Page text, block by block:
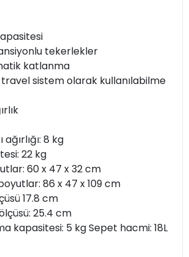
tekerlekler
katlanma
sistem olarak kullanılabilme
8 kg
22 kg
60 x 47 x 32 cm
86 x 47 x 109 cm
17.8 cm
25.4 cm
kapasitesi: 5 kg Sepet hacmi: 18L